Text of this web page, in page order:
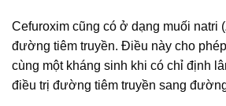
Cefuroxim cũng có ở dạng muối natri
đường tiêm truyền. Điều này cho
cùng một kháng sinh khi có chỉ định
điều trị đường tiêm truyền sang